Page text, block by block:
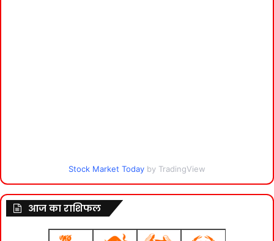
Stock Market Today by TradingView
आज का राशिफल